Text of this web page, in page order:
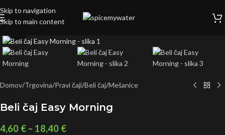
Skip to navigation
Skip to main content
Domov/Trgovina/Pravi čaji/Beli čaj/Mešanice
Beli čaj Easy Morning
4,60 € – 18,40 €